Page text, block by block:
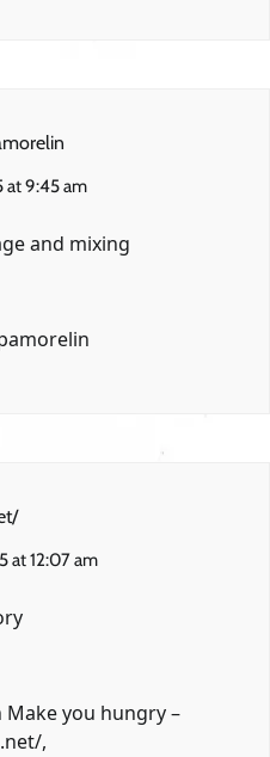
at 9:45 am
and mixing
at 12:07 am
you hungry –
,